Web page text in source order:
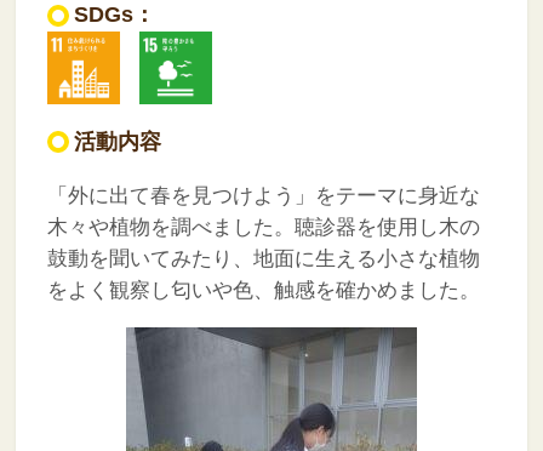
SDGs：
活動内容
「外に出て春を見つけよう」をテーマに身近な
木々や植物を調べました。聴診器を使用し木の
鼓動を聞いてみたり、地面に生える小さな植物
をよく観察し匂いや色、触感を確かめました。